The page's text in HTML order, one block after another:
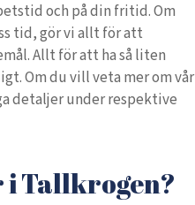
och på din fritid. Om
tid, gör vi allt för att
Allt för att ha så liten
Om du vill veta mer om vår
detaljer under respektive
i Tallkrogen?